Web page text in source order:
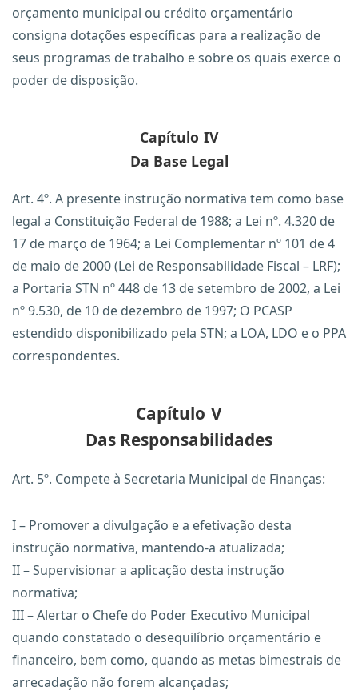
orçamento municipal ou crédito orçamentário
consigna dotações específicas para a realização de
seus programas de trabalho e sobre os quais exerce o
poder de disposição.
Capítulo IV
Da Base Legal
Art. 4º. A presente instrução normativa tem como base
legal a Constituição Federal de 1988; a Lei nº. 4.320 de
17 de março de 1964; a Lei Complementar nº 101 de 4
de maio de 2000 (Lei de Responsabilidade Fiscal – LRF);
a Portaria STN nº 448 de 13 de setembro de 2002, a Lei
nº 9.530, de 10 de dezembro de 1997; O PCASP
estendido disponibilizado pela STN; a LOA, LDO e o PPA
correspondentes.
Capítulo V
Das Responsabilidades
Art. 5º. Compete à Secretaria Municipal de Finanças:
I – Promover a divulgação e a efetivação desta
instrução normativa, mantendo-a atualizada;
II – Supervisionar a aplicação desta instrução
normativa;
III – Alertar o Chefe do Poder Executivo Municipal
quando constatado o desequilíbrio orçamentário e
financeiro, bem como, quando as metas bimestrais de
arrecadação não forem alcançadas;